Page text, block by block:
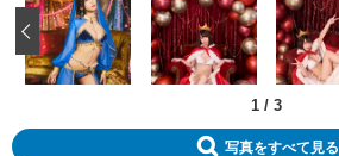
1 / 3
‹
写真をすべて見る